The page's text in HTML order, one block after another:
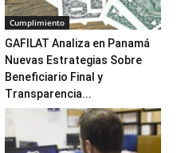
Cumplimiento
GAFILAT Analiza en Panamá
Nuevas Estrategias Sobre
Beneficiario Final y
Transparencia...